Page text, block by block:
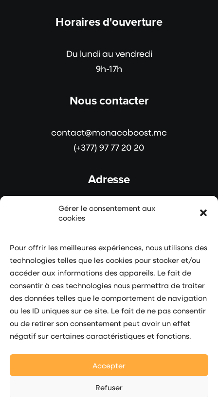
Gérer le consentement aux
cookies
Pour offrir les meilleures expériences, nous utilisons des
technologies telles que les cookies pour stocker et/ou
accéder aux informations des appareils. Le fait de
consentir à ces technologies nous permettra de traiter
des données telles que le comportement de navigation
ou les ID uniques sur ce site. Le fait de ne pas consentir
ou de retirer son consentement peut avoir un effet
négatif sur certaines caractéristiques et fonctions.
Accepter
Refuser
Horaires d'ouverture
Du lundi au vendredi
9h-17h
Nous contacter
contact@monacoboost.mc
(+377) 97 77 20 20
Adresse
4/6 avenue Albert II
98000 MONACO
Suivez-nous